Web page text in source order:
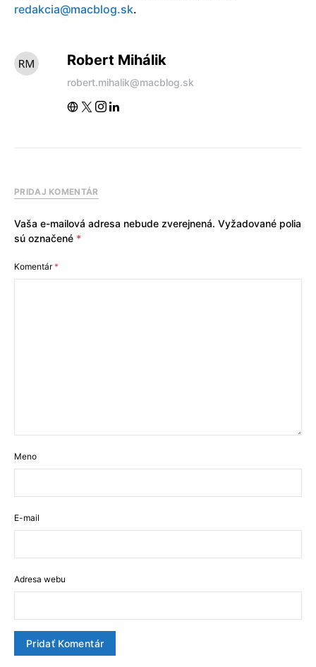
redakcia@macblog.sk.
Robert Mihálik
robert.mihalik@macblog.sk
PRIDAJ KOMENTÁR
Vaša e-mailová adresa nebude zverejnená. Vyžadované polia
sú označené *
Komentár*
Meno
E-mail
Adresa webu